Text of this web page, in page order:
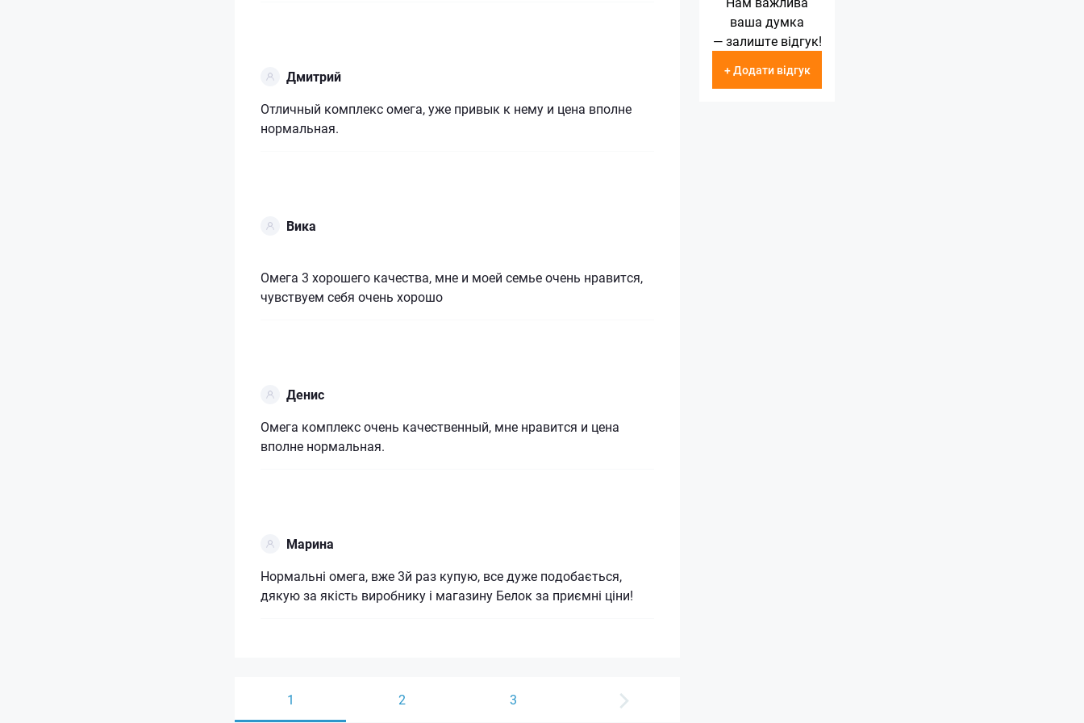
ваша думка
— залиште відгук!
+ Додати відгук
Дмитрий
Отличный комплекс омега, уже привык к нему и цена вполне
нормальная.
Вика
Омега 3 хорошего качества, мне и моей семье очень нравится,
чувствуем себя очень хорошо
Денис
Омега комплекс очень качественный, мне нравится и цена
вполне нормальная.
Марина
Нормальні омега, вже 3й раз купую, все дуже подобається,
дякую за якість виробнику і магазину Белок за приємні ціни!
1 2 3